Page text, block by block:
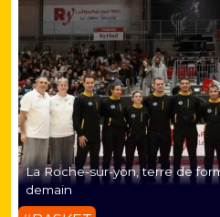
La Roche-sur-yon, terre de
demain